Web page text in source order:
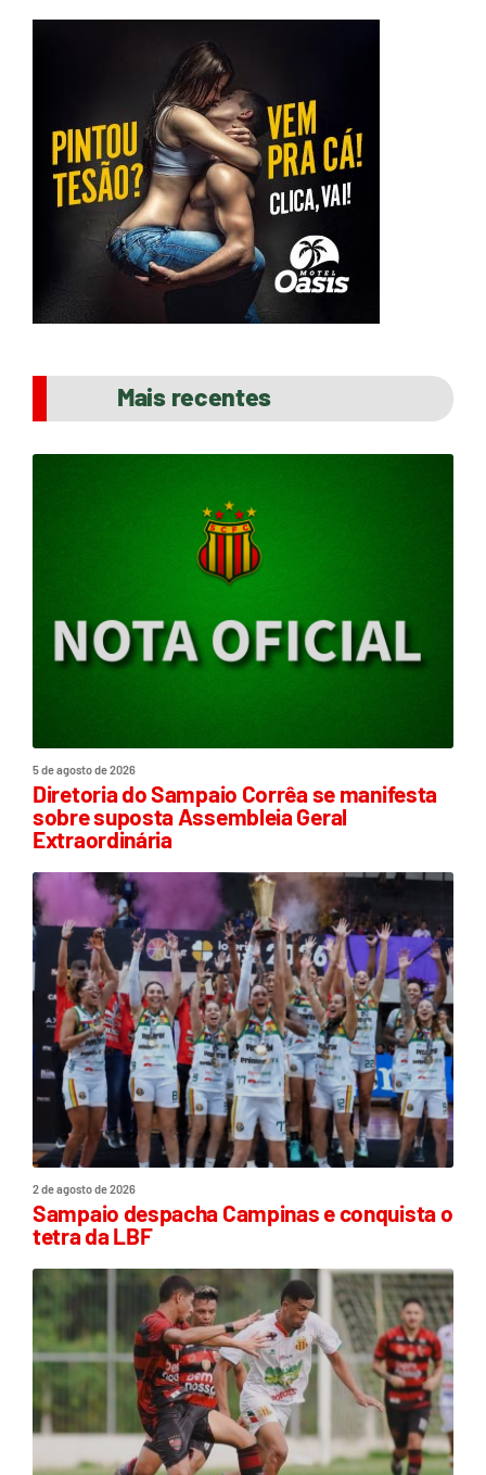
Mais recentes
5 de agosto de 2026
Diretoria do Sampaio Corrêa se manifesta
sobre suposta Assembleia Geral
Extraordinária
2 de agosto de 2026
Sampaio despacha Campinas e conquista o
tetra da LBF